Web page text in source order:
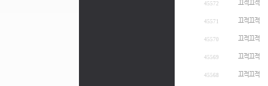
45572 끄적끄적
45571 끄적끄적
45570 끄적끄적
45569 끄적끄적
45568 끄적끄적